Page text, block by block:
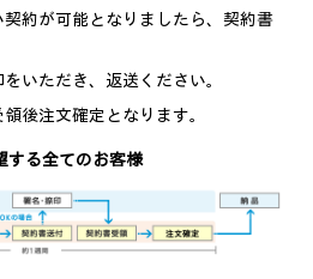
約が可能となりましたら、契約書
いただき、返送ください。
後注文確定となります。
する全てのお客様